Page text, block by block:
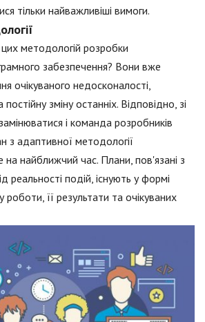
тільки найважливіші вимоги.
методологій розробки
забезпечення? Вони вже
очікуваного недосконалості,
зміну останніх. Відповідно, зі
і команда розробників
з адаптивної методології
на найближчий час. Плани, пов'язані з
реальності подій, існують у формі
роботи, її результати та очікуваних